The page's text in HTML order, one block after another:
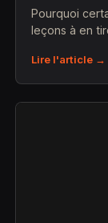
Pourquoi
leçons à en
Lire l'article →